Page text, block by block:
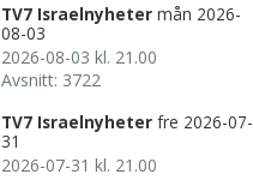
TV7 Israelnyheter mån 2026-
08-03
2026-08-03 kl. 21.00
Avsnitt: 3722
TV7 Israelnyheter fre 2026-07-
31
2026-07-31 kl. 21.00